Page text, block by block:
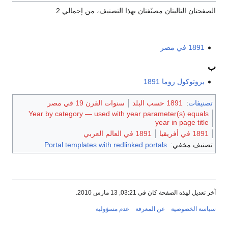
الصفحتان التاليتان مصنّفتان بهذا التصنيف، من إجمالي 2.
1891 في مصر
ب
بروتوكول روما 1891
تصنيفات: 1891 حسب البلد
سنوات القرن 19 في مصر
Year by category — used with year parameter(s) equals
year in page title
1891 في أفريقيا
1891 في العالم العربي
تصنيف مخفي: Portal templates with redlinked portals
آخر تعديل لهذه الصفحة كان في 03:21, 13 مارس 2010.
سياسة الخصوصية عن المعرفة عدم مسؤولية